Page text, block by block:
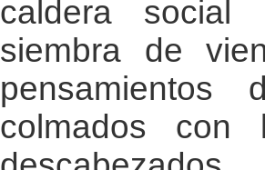
caldera social
siembra de
pensamientos
colmados